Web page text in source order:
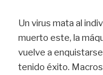
Un virus mata al
muerto este, la
vuelve a
tenido éxito.